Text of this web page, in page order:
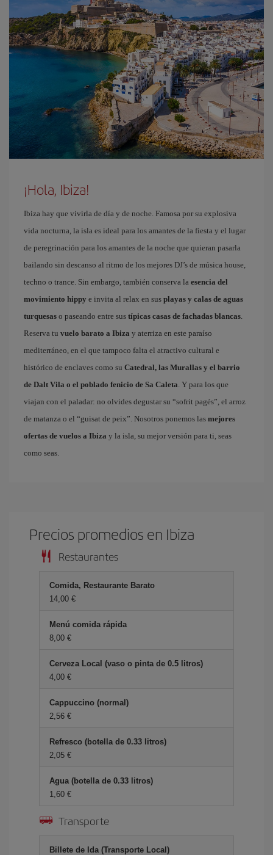
¡Hola, Ibiza!
Ibiza hay que vivirla de día y de noche. Famosa por su explosiva
vida nocturna, la isla es ideal para los amantes de la fiesta y el lugar
de peregrinación para los amantes de la noche que quieran pasarla
bailando sin descanso al ritmo de los mejores DJ’s de música house,
techno o trance. Sin embargo, también conserva la esencia del
movimiento hippy e invita al relax en sus playas y calas de aguas
turquesas o paseando entre sus típicas casas de fachadas blancas.
Reserva tu vuelo barato a Ibiza y aterriza en este paraíso
mediterráneo, en el que tampoco falta el atractivo cultural e
histórico de enclaves como su Catedral, las Murallas y el barrio
de Dalt Vila o el poblado fenicio de Sa Caleta. Y para los que
viajan con el paladar: no olvides degustar su “sofrit pagés”, el arroz
de matanza o el “guisat de peix”. Nosotros ponemos las mejores
ofertas de vuelos a Ibiza y la isla, su mejor versión para ti, seas
como seas.
Precios promedios en Ibiza
Restaurantes
Comida, Restaurante Barato
14,00 €
Menú comida rápida
8,00 €
Cerveza Local (vaso o pinta de 0.5 litros)
4,00 €
Cappuccino (normal)
2,56 €
Refresco (botella de 0.33 litros)
2,05 €
Agua (botella de 0.33 litros)
1,60 €
Transporte
Billete de Ida (Transporte Local)